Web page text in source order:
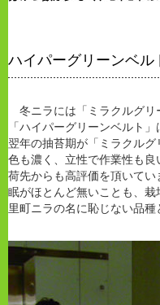
ハイパーグリーンベル
冬ニラには「ミラクルグリ
「ハイパーグリーンベルト
翌年の抽苔期が「ミラクル
色も濃く、立性で作業性も
荷先からも高評価を頂いて
眠がほとんど無いことも、
里町ニラの名に恥じない品